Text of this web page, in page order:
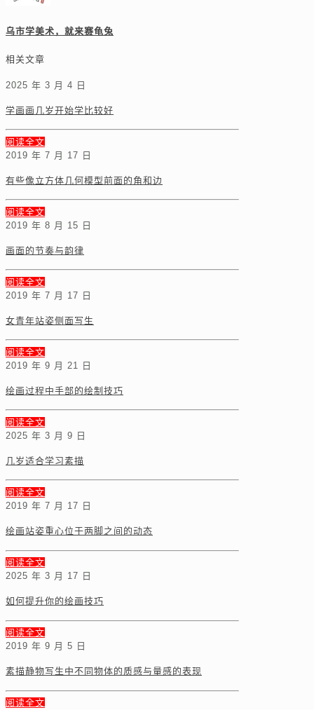
乌市学美术，就来赛龟兔
相关文章
2025 年 3 月 4 日
学画画几岁开始学比较好
阅读全文
2019 年 7 月 17 日
有些像立方体几何模型前面的角和边
阅读全文
2019 年 8 月 15 日
画面的节奏与韵律
阅读全文
2019 年 7 月 17 日
女青年站姿侧面写生
阅读全文
2019 年 9 月 21 日
绘画过程中手部的绘制技巧
阅读全文
2025 年 3 月 9 日
几岁适合学习素描
阅读全文
2019 年 7 月 17 日
绘画站姿重心位于两脚之间的动态
阅读全文
2025 年 3 月 17 日
如何提升你的绘画技巧
阅读全文
2019 年 9 月 5 日
素描静物写生中不同物体的质感与量感的表现
阅读全文